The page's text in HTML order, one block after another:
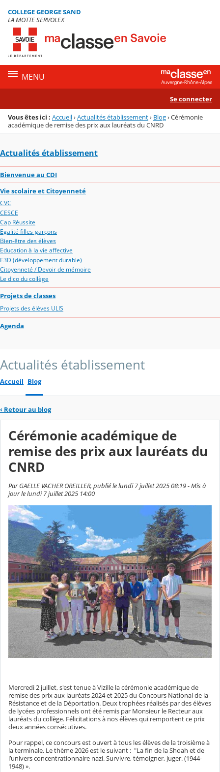
Menu de la rubrique
Contenu
COLLEGE GEORGE SAND
LA MOTTE SERVOLEX
MENU
Se connecter
Vous êtes ici : Accueil›Actualités établissement› Blog›Cérémonie
académique de remise des prix aux lauréats du CNRD
Actualités établissement
Bienvenue au CDI
Vie scolaire et Citoyenneté
CVC
CESCE
Cap Réussite
Egalité filles-garçons
Bien-être des élèves
Education à la vie affective
E3D (développement durable)
Citoyenneté / Devoir de mémoire
Le dico du collège
Projets de classes
Projets des élèves ULIS
Agenda
Actualités établissement
Accueil Blog
‹ Retour au blog
Cérémonie académique de
remise des prix aux lauréats du
CNRD
Par GAELLE VACHER OREILLER, publié le lundi 7 juillet 2025 08:19 - Mis à
jour le lundi 7 juillet 2025 14:00
Mercredi 2 juillet, s'est tenue à Vizille la cérémonie académique de
remise des prix aux lauréats 2024 et 2025 du Concours National de la
Résistance et de la Déportation. Deux trophées réalisés par des élèves
de lycées professionnels ont été remis par Monsieur le Recteur aux
lauréats du collège. Félicitations à nos élèves qui remportent ce prix
deux années consécutives.
Pour rappel, ce concours est ouvert à tous les élèves de la troisième à
la terminale. Le thème 2026 est le suivant : "La fin de la Shoah et de
l’univers concentrationnaire nazi. Survivre, témoigner, juger. (1944-
1948) ».